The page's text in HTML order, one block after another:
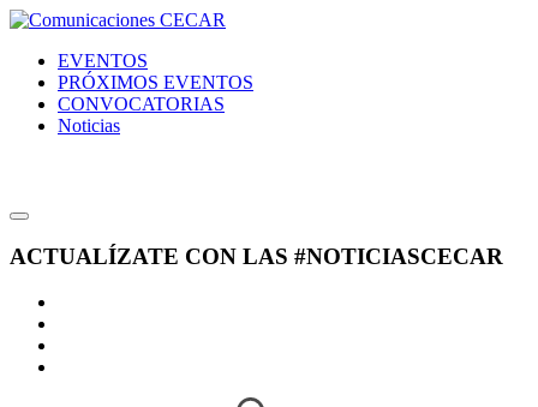
EVENTOS
PRÓXIMOS EVENTOS
CONVOCATORIAS
Noticias
ACTUALÍZATE CON LAS #NOTICIASCECAR